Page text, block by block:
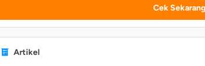
Cek Sekarang
Artikel